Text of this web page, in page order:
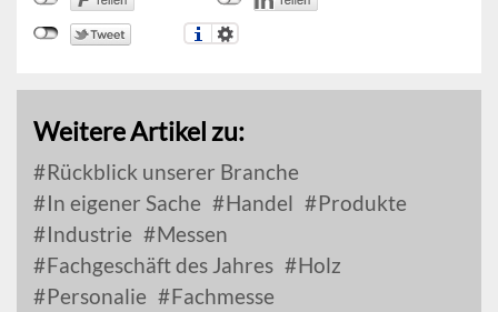
Weitere Artikel zu:
Rückblick unserer Branche
In eigener Sache
Handel
Produkte
Industrie
Messen
Fachgeschäft des Jahres
Holz
Personalie
Fachmesse